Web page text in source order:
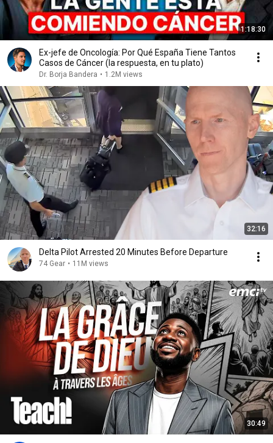
1:18:30
Ex-jefe de Oncología: Por Qué España Tiene Tantos
Casos de Cáncer (la respuesta, en tu plato)
Dr. Borja Bandera • 1.2M views
32:16
Delta Pilot Arrested 20 Minutes Before Departure
74 Gear • 11M views
30:49